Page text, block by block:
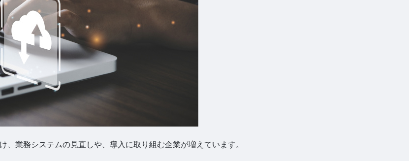
業務システムの見直しや、導入に取り組む企業が増えています。